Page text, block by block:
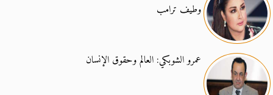
وطيف ترامب
عمرو الشوبكي: العالم وحقوق الإنسان